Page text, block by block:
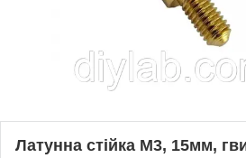
Латунна стійка М3, 15мм,